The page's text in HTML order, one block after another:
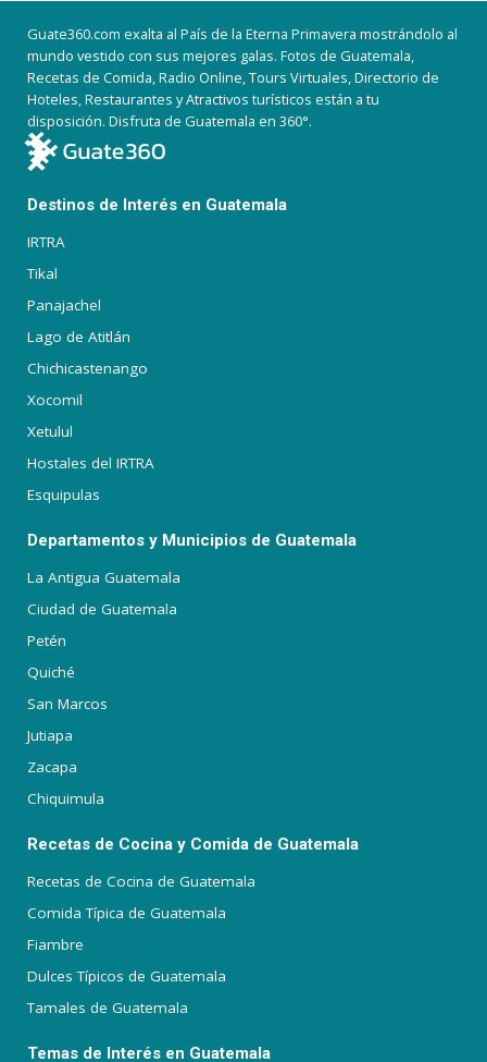
Guate360.com exalta al País de la Eterna Primavera mostrándolo al
mundo vestido con sus mejores galas. Fotos de Guatemala,
Recetas de Comida, Radio Online, Tours Virtuales, Directorio de
Hoteles, Restaurantes y Atractivos turísticos están a tu
disposición. Disfruta de Guatemala en 360°.
Destinos de Interés en Guatemala
IRTRA
Tikal
Panajachel
Lago de Atitlán
Chichicastenango
Xocomil
Xetulul
Hostales del IRTRA
Esquipulas
Departamentos y Municipios de Guatemala
La Antigua Guatemala
Ciudad de Guatemala
Petén
Quiché
San Marcos
Jutiapa
Zacapa
Chiquimula
Recetas de Cocina y Comida de Guatemala
Recetas de Cocina de Guatemala
Comida Típica de Guatemala
Fiambre
Dulces Típicos de Guatemala
Tamales de Guatemala
Temas de Interés en Guatemala